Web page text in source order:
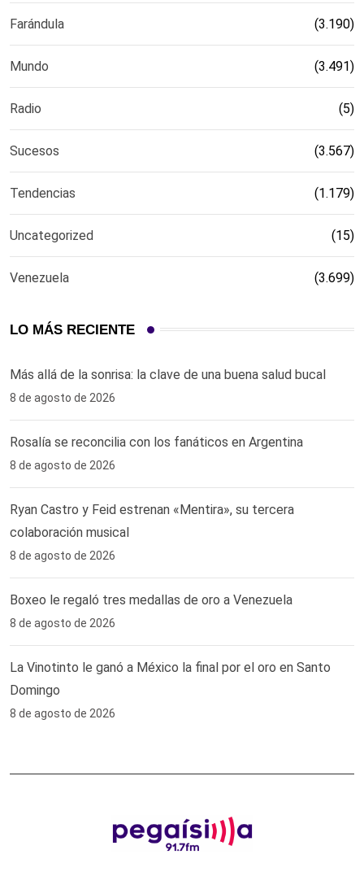
Farándula (3.190)
Mundo (3.491)
Radio (5)
Sucesos (3.567)
Tendencias (1.179)
Uncategorized (15)
Venezuela (3.699)
LO MÁS RECIENTE
Más allá de la sonrisa: la clave de una buena salud bucal
8 de agosto de 2026
Rosalía se reconcilia con los fanáticos en Argentina
8 de agosto de 2026
Ryan Castro y Feid estrenan «Mentira», su tercera
colaboración musical
8 de agosto de 2026
Boxeo le regaló tres medallas de oro a Venezuela
8 de agosto de 2026
La Vinotinto le ganó a México la final por el oro en Santo
Domingo
8 de agosto de 2026